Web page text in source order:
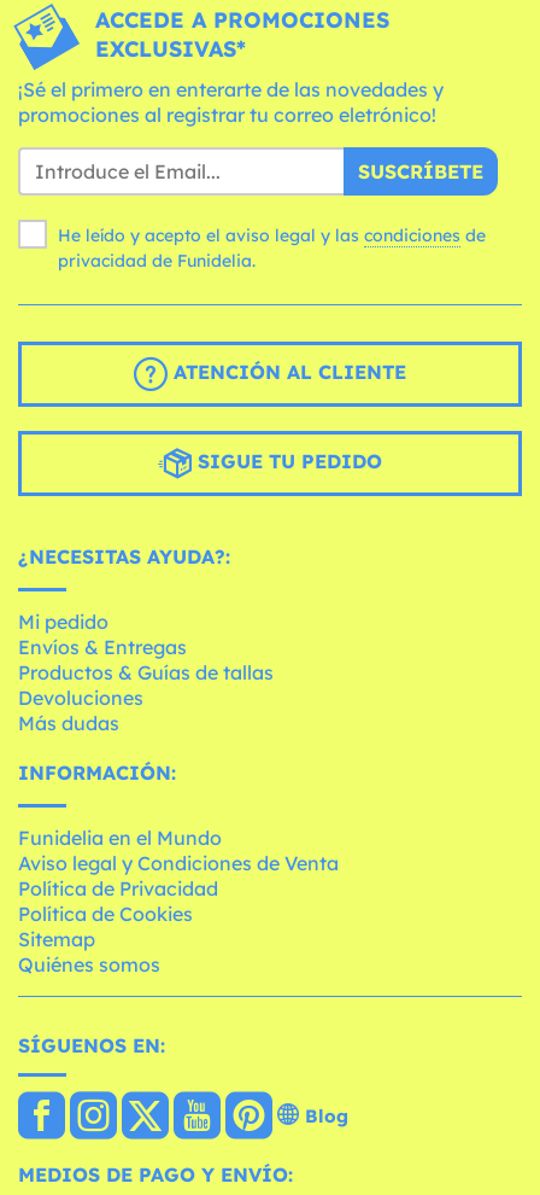
ACCEDE A PROMOCIONES
EXCLUSIVAS*
¡Sé el primero en enterarte de las novedades y
promociones al registrar tu correo eletrónico!
SUSCRÍBETE
He leído y acepto el aviso legal y las condiciones
privacidad de Funidelia.
ATENCIÓN AL CLIENTE
SIGUE TU PEDIDO
¿NECESITAS AYUDA?:
Mi pedido
Envíos & Entregas
Productos & Guías de tallas
Devoluciones
Más dudas
INFORMACIÓN:
Funidelia en el Mundo
Aviso legal y Condiciones de Venta
Política de Privacidad
Política de Cookies
Sitemap
Quiénes somos
SÍGUENOS EN:
Blog
MEDIOS DE PAGO Y ENVÍO: